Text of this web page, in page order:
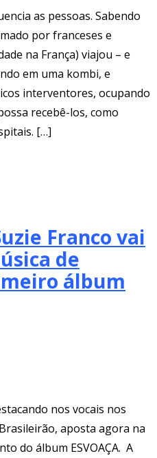
as pessoas. Sabendo
por franceses e
na França) viajou – e
em uma kombi, e
interventores, ocupando
recebê-los, como
[…]
Franco vai
de
álbum
nos vocais nos
aposta agora na
do álbum ESVOAÇA. A